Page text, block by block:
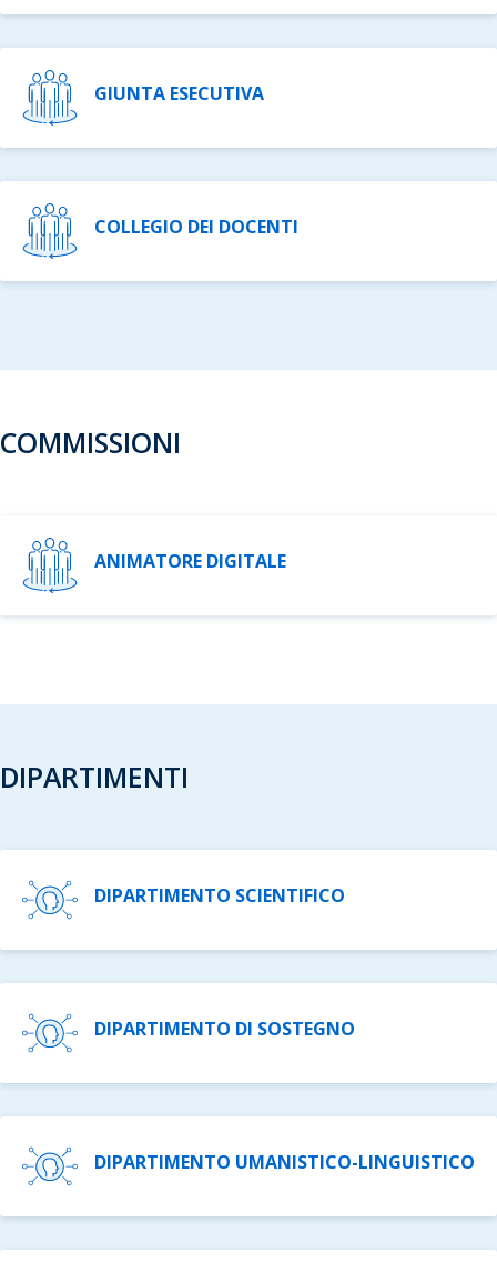
GIUNTA ESECUTIVA
COLLEGIO DEI DOCENTI
COMMISSIONI
ANIMATORE DIGITALE
DIPARTIMENTI
DIPARTIMENTO SCIENTIFICO
DIPARTIMENTO DI SOSTEGNO
DIPARTIMENTO UMANISTICO-LINGUISTICO